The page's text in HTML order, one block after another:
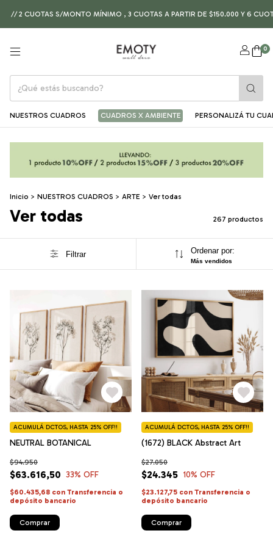
MONTO MÍNIMO , 3 CUOTAS A PARTIR DE $150.000 Y 6 CUOTAS A PARTIR
0
NUESTROS CUADROS CUADROS X AMBIENTE PERSONALIZÁ TU
Inicio > NUESTROS CUADROS > ARTE > Ver todas
Ver todas 267 productos
Filtrar Ordenar por:
Más vendidos
NEUTRAL BOTANICAL
$63.616,50
$94.950
33% OFF
ACUMULÁ DCTOS, HASTA 25% OFF!!
$60.435,68 con Transferencia o
depósito bancario
Comprar
(1672) BLACK Abstract Art
$24.345
$27.050
10% OFF
ACUMULÁ DCTOS, HASTA 25% OFF!!
$23.127,75 con Transferencia o
depósito bancario
Comprar